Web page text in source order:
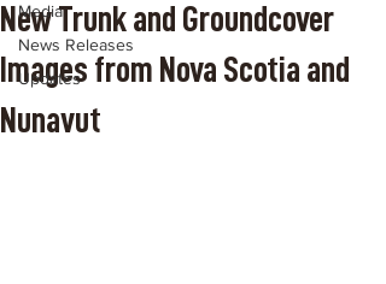
Media
News Releases
Updates
New Trunk and Groundcover
Images from Nova Scotia and
Nunavut